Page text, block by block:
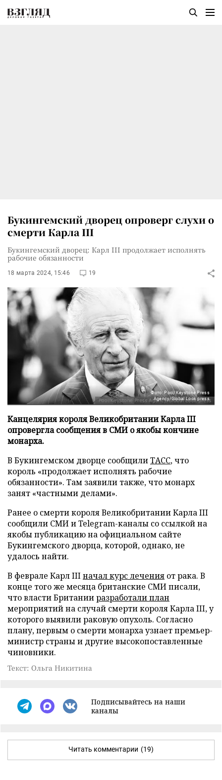
Букингемский дворец опроверг слухи о
смерти Карла III
Букингемский дворец: Карл III продолжает исполнять
рабочие обязанности
18 марта 2024, 15:46 19
Фото: Pool/Keystone Press
Agency/Global Look press
Канцелярия короля Великобритании Карла III
опровергла сообщения в СМИ о якобы кончине
монарха.
В Букингемском дворце сообщилиТАСС, что
король «продолжает исполнять рабочие
обязанности». Там заявили также, что монарх
занят «частными делами».
Ранее о смерти короля Великобритании Карла III
сообщили СМИ и Telegram-каналы со ссылкой на
якобы публикацию на официальном сайте
Букингемского дворца, которой, однако, не
удалось найти.
В феврале Карл III начал курс лечения от рака. В
конце того же месяца британские СМИ писали,
что власти Британииразработали план
мероприятий на случай смерти короля Карла III, у
которого выявили раковую опухоль. Согласно
плану, первым о смерти монарха узнает премьер-
министр страны и другие высокопоставленные
чиновники.
Текст: Ольга Никитина
Подписывайтесь на наши
каналы
Читать комментарии (19)